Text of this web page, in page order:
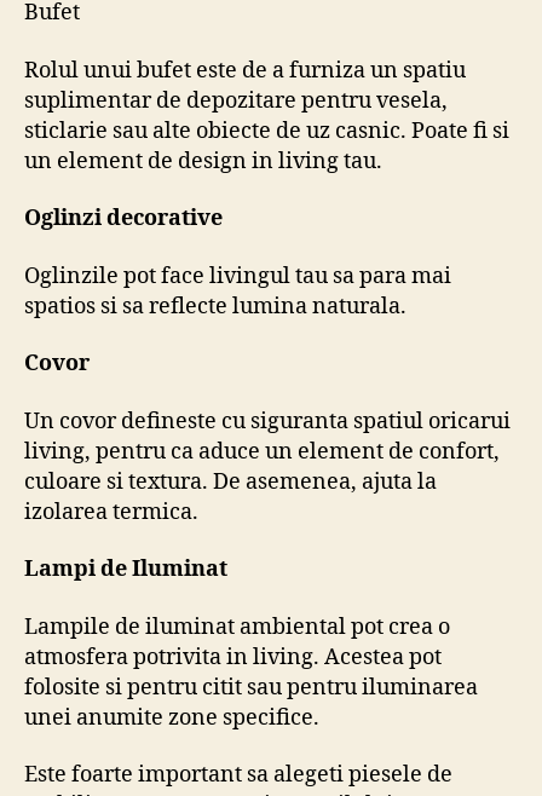
Bufet
Rolul unui bufet este de a furniza un spatiu
suplimentar de depozitare pentru vesela,
sticlarie sau alte obiecte de uz casnic. Poate fi si
un element de design in living tau.
Oglinzi decorative
Oglinzile pot face livingul tau sa para mai
spatios si sa reflecte lumina naturala.
Covor
Un covor defineste cu siguranta spatiul oricarui
living, pentru ca aduce un element de confort,
culoare si textura. De asemenea, ajuta la
izolarea termica.
Lampi de Iluminat
Lampile de iluminat ambiental pot crea o
atmosfera potrivita in living. Acestea pot
folosite si pentru citit sau pentru iluminarea
unei anumite zone specifice.
Este foarte important sa alegeti piesele de